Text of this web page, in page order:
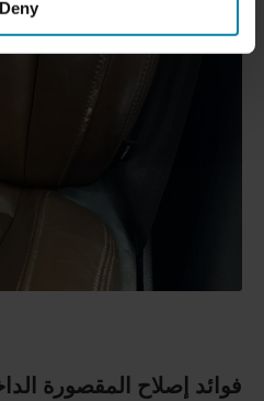
Deny
فوائد إصلاح المقصورة